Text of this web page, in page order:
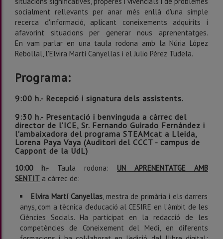
socialment rellevants per anar més enllà d'una simple
recerca d'informació, aplicant coneixements adquirits i
afavorint situacions per generar nous aprenentatges.
En vam parlar en una taula rodona amb la Núria López
Rebollal, l'Elvira Martí Canyellas i el Julio Pérez Tudela.
Programa:
9:00 h.- Recepció i signatura dels assistents.
9:30 h.- Presentació i benvinguda a càrrec del
director de l'ICE, Sr. Fernando Guirado Fernández i
l'ambaixadora del programa STEAMcat a Lleida,
Lorena Paya Vaya (Auditori del CCCT - campus de
Cappont de la UdL)
10:00 h.- Taula rodona: UN APRENENTATGE AMB
SENTIT a càrrec de:
Elvira Martí Canyellas, mestra de primària i els darrers
anys, com a tècnica d’educació al CESIRE en l’àmbit de les
Ciències Socials. Ha participat en la redacció de les
competències de Coneixement del Medi, en diferents